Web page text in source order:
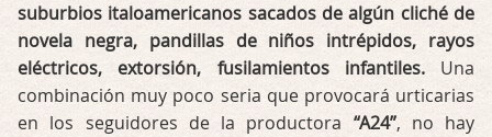
suburbios italoamericanos sacados de algún cliché de
novela negra, pandillas de niños intrépidos, rayos
eléctricos, extorsión, fusilamientos infantiles.Una
combinación muy poco seria que provocará urticarias
en los seguidores de la productora “A24”, no hay